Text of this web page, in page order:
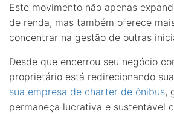
Este movimento não apenas
de renda, mas também oferece
concentrar na gestão de outras
Desde que encerrou seu negócio
proprietário está redirecionando
sua empresa de charter de ônibus,
permaneça lucrativa e sustentável